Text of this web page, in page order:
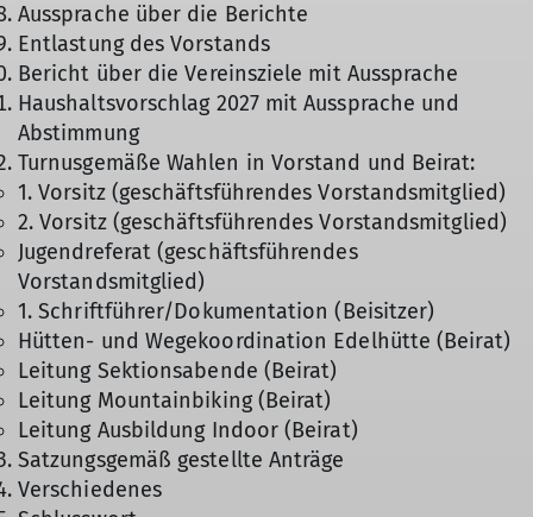
Aussprache über die Berichte
Entlastung des Vorstands
Bericht über die Vereinsziele mit Aussprache
Haushaltsvorschlag 2027 mit Aussprache und
Abstimmung
Turnusgemäße Wahlen in Vorstand und Beirat:
1. Vorsitz (geschäftsführendes Vorstandsmitglied)
2. Vorsitz (geschäftsführendes Vorstandsmitglied)
Jugendreferat (geschäftsführendes
Vorstandsmitglied)
1. Schriftführer/Dokumentation (Beisitzer)
Hütten- und Wegekoordination Edelhütte (Beirat)
Leitung Sektionsabende (Beirat)
Leitung Mountainbiking (Beirat)
Leitung Ausbildung Indoor (Beirat)
Satzungsgemäß gestellte Anträge
Verschiedenes